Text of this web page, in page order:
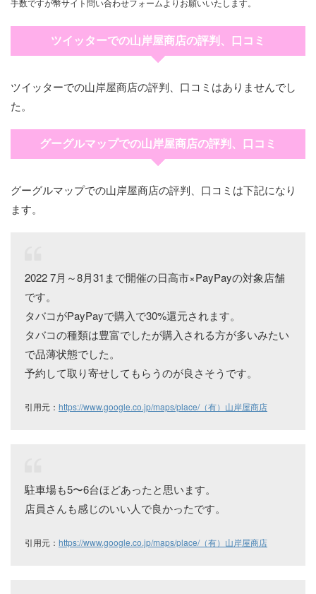
手数ですが幣サイト問い合わせフォームよりお願いいたします。
ツイッターでの山岸屋商店の評判、口コミ
ツイッターでの山岸屋商店の評判、口コミはありませんでし
た。
グーグルマップでの山岸屋商店の評判、口コミ
グーグルマップでの山岸屋商店の評判、口コミは下記になり
ます。
2022 7月～8月31まで開催の日高市×PayPayの対象店舗
です。
タバコがPayPayで購入で30%還元されます。
タバコの種類は豊富でしたが購入される方が多いみたい
で品薄状態でした。
予約して取り寄せしてもらうのが良さそうです。
引用元： https://www.google.co.jp/maps/place/（有）山岸屋商店
駐車場も5〜6台ほどあったと思います。
店員さんも感じのいい人で良かったです。
引用元： https://www.google.co.jp/maps/place/（有）山岸屋商店